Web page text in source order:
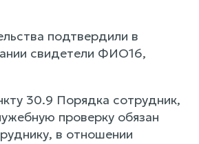
подтвердили в
свидетели ФИО16,
30.9 Порядка сотрудник,
проверку обязан
в отношении